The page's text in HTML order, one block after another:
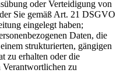
oder Verteidigung von
Sie gemäß Art. 21 DSGVO
eingelegt haben;
Daten, die
strukturierten, gängigen
zu erhalten oder die
Verantwortlichen zu